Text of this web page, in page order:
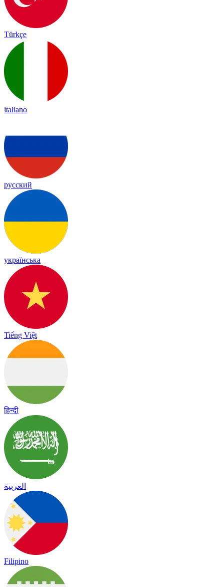
Türkçe
italiano
русский
українська
Tiếng Việt
हिन्दी
العربية
Filipino